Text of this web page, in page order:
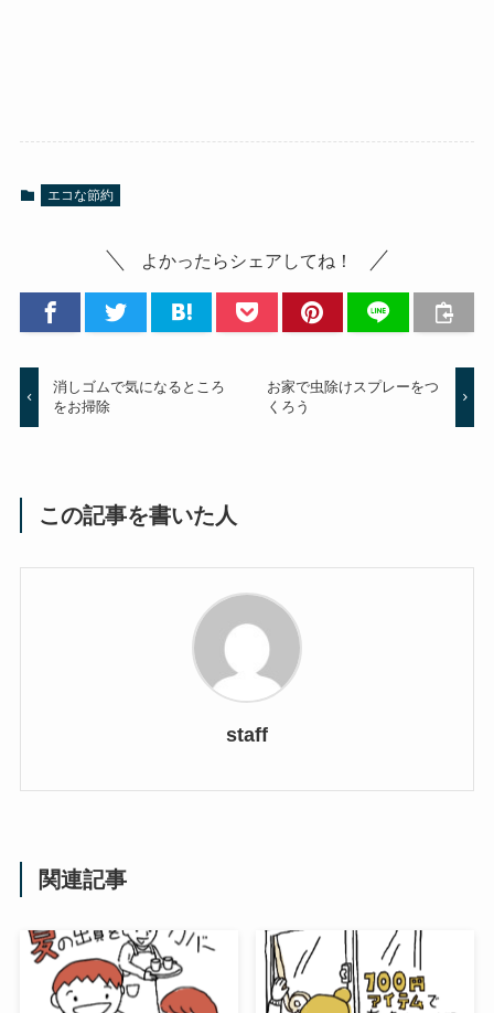
エコな節約
よかったらシェアしてね！
消しゴムで気になるところ
をお掃除
お家で虫除けスプレーをつ
くろう
この記事を書いた人
staff
関連記事